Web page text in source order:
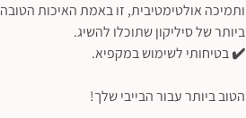
ותמיכה אולטימטיבית, זו באמת האיכות הטובה
ביותר של סיליקון שתוכלו להשיג.
✔️ בטיחותי לשימוש במקפיא.
הטוב ביותר עבור הבייבי שלך!